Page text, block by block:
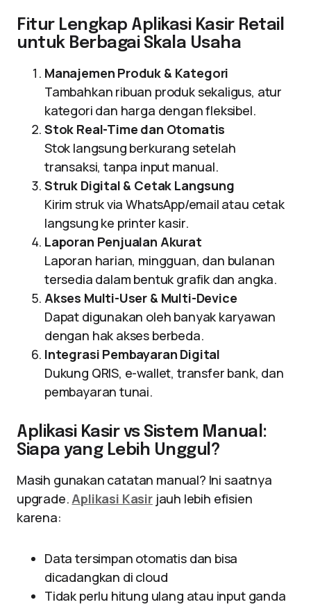
Fitur Lengkap Aplikasi Kasir Retail
untuk Berbagai Skala Usaha
Manajemen Produk & Kategori
Tambahkan ribuan produk sekaligus, atur
kategori dan harga dengan fleksibel.
Stok Real-Time dan Otomatis
Stok langsung berkurang setelah
transaksi, tanpa input manual.
Struk Digital & Cetak Langsung
Kirim struk via WhatsApp/email atau cetak
langsung ke printer kasir.
Laporan Penjualan Akurat
Laporan harian, mingguan, dan bulanan
tersedia dalam bentuk grafik dan angka.
Akses Multi-User & Multi-Device
Dapat digunakan oleh banyak karyawan
dengan hak akses berbeda.
Integrasi Pembayaran Digital
Dukung QRIS, e-wallet, transfer bank, dan
pembayaran tunai.
Aplikasi Kasir vs Sistem Manual:
Siapa yang Lebih Unggul?
Masih gunakan catatan manual? Ini saatnya
upgrade. Aplikasi Kasirjauh lebih efisien
karena:
Data tersimpan otomatis dan bisa
dicadangkan di cloud
Tidak perlu hitung ulang atau input ganda